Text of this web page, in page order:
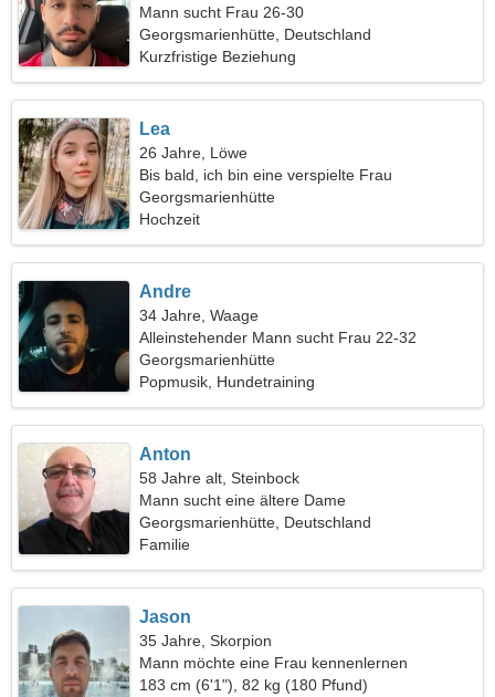
Mann sucht Frau 26-30
Georgsmarienhütte, Deutschland
Kurzfristige Beziehung
Lea
26 Jahre, Löwe
Bis bald, ich bin eine verspielte Frau
Georgsmarienhütte
Hochzeit
Andre
34 Jahre, Waage
Alleinstehender Mann sucht Frau 22-32
Georgsmarienhütte
Popmusik, Hundetraining
Anton
58 Jahre alt, Steinbock
Mann sucht eine ältere Dame
Georgsmarienhütte, Deutschland
Familie
Jason
35 Jahre, Skorpion
Mann möchte eine Frau kennenlernen
183 cm (6'1"), 82 kg (180 Pfund)